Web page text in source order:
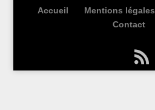
Accueil Mentions légales
Contact